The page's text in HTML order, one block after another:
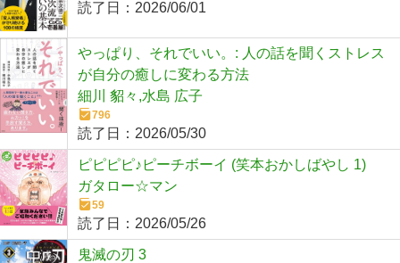
読了日： 2026/06/01
やっぱり、それでいい。: 人の話を聞くストレス
が自分の癒しに変わる方法
細川 貂々,水島 広子
796
読了日： 2026/05/30
ピピピピ♪ピーチボーイ (笑本おかしばやし 1)
ガタロー☆マン
59
読了日： 2026/05/26
鬼滅の刃 3